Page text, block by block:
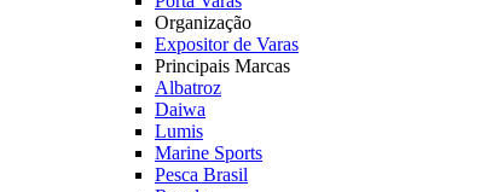
Organização
Expositor de Varas
Principais Marcas
Albatroz
Daiwa
Lumis
Marine Sports
Pesca Brasil